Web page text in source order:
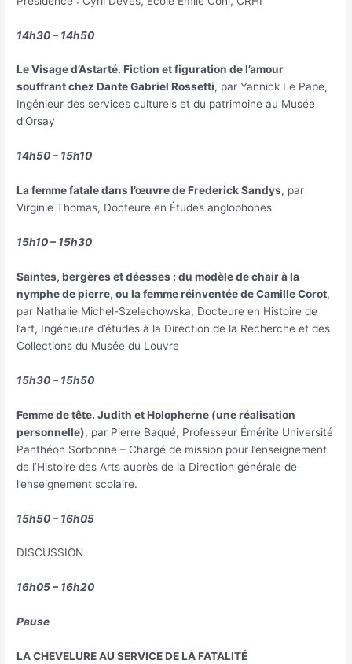
14h30 – 14h50
Le Visage d’Astarté. Fiction et figuration de l’amour
souffrant chez Dante Gabriel Rossetti, par Yannick Le Pape,
Ingénieur des services culturels et du patrimoine au Musée
d’Orsay
14h50 – 15h10
La femme fatale dans l’œuvre de Frederick Sandys, par
Virginie Thomas, Docteure en Études anglophones
15h10 – 15h30
Saintes, bergères et déesses : du modèle de chair à la
nymphe de pierre, ou la femme réinventée de Camille Corot,
par Nathalie Michel-Szelechowska, Docteure en Histoire de
l’art, Ingénieure d’études à la Direction de la Recherche et des
Collections du Musée du Louvre
15h30 – 15h50
Femme de tête. Judith et Holopherne (une réalisation
personnelle), par Pierre Baqué, Professeur Émérite Université
Panthéon Sorbonne – Chargé de mission pour l’enseignement
de l’Histoire des Arts auprès de la Direction générale de
l’enseignement scolaire.
15h50 – 16h05
DISCUSSION
16h05 – 16h20
Pause
LA CHEVELURE AU SERVICE DE LA FATALITÉ